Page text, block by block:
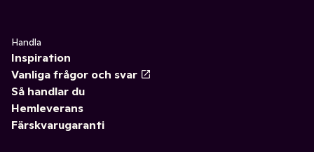
Handla
Inspiration
Vanliga frågor och svar
Så handlar du
Hemleverans
Färskvarugaranti